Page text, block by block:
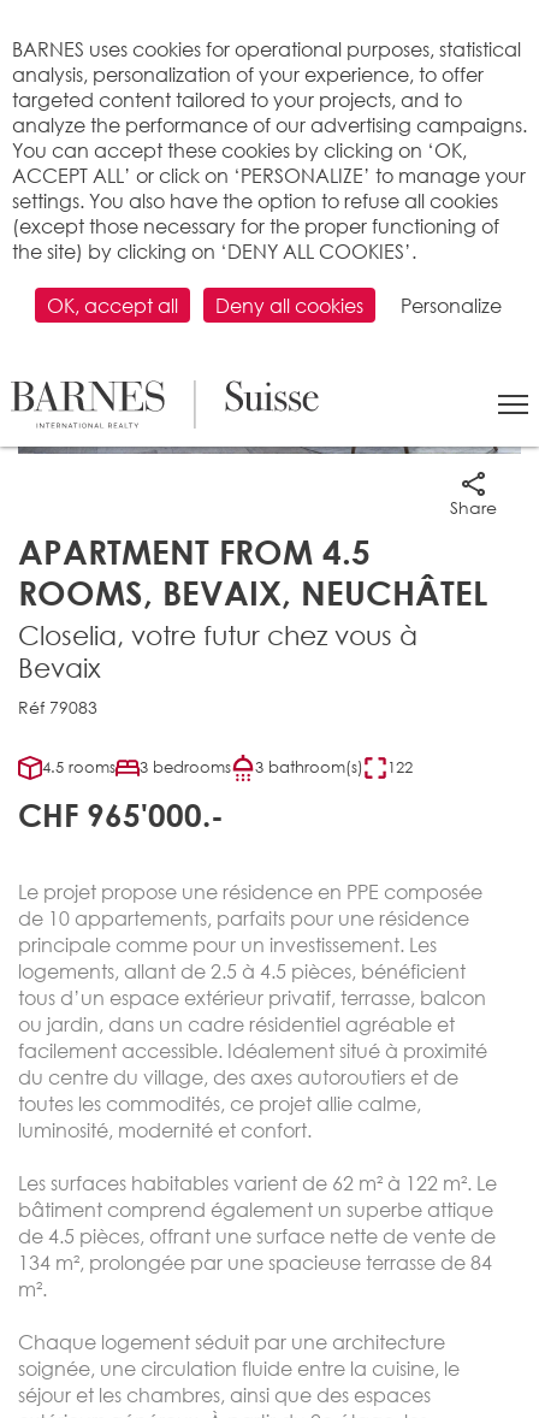
5 Photos
APARTMENT FROM 4.5
ROOMS, BEVAIX, NEUCHÂTEL
Share
Closelia, votre futur chez vous à
Bevaix
Réf 79083
4.5 rooms 3 bedrooms 3 bathroom(s) 122
CHF 965'000.-
Le projet propose une résidence en PPE composée
de 10 appartements, parfaits pour une résidence
principale comme pour un investissement. Les
logements, allant de 2.5 à 4.5 pièces, bénéficient
tous d’un espace extérieur privatif, terrasse, balcon
ou jardin, dans un cadre résidentiel agréable et
facilement accessible. Idéalement situé à proximité
du centre du village, des axes autoroutiers et de
toutes les commodités, ce projet allie calme,
luminosité, modernité et confort.
Les surfaces habitables varient de 62 m² à 122 m². Le
bâtiment comprend également un superbe attique
de 4.5 pièces, offrant une surface nette de vente de
134 m², prolongée par une spacieuse terrasse de 84
m².
Chaque logement séduit par une architecture
soignée, une circulation fluide entre la cuisine, le
séjour et les chambres, ainsi que des espaces
BARNES uses cookies for operational purposes, statistical
analysis, personalization of your experience, to offer
targeted content tailored to your projects, and to
analyze the performance of our advertising campaigns.
You can accept these cookies by clicking on ‘OK,
ACCEPT ALL’ or click on ‘PERSONALIZE’ to manage your
settings. You also have the option to refuse all cookies
(except those necessary for the proper functioning of
the site) by clicking on ‘DENY ALL COOKIES’.
OK, accept all Deny all cookies Personalize